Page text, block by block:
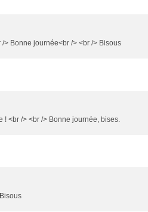
> Bonne journée<br /> <br /> Bisous
! <br /> <br /> Bonne journée, bises.